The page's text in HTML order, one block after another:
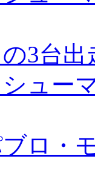
の3台
シュー
ブロ・